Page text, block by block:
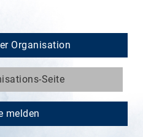
Organisation
Seite
melden